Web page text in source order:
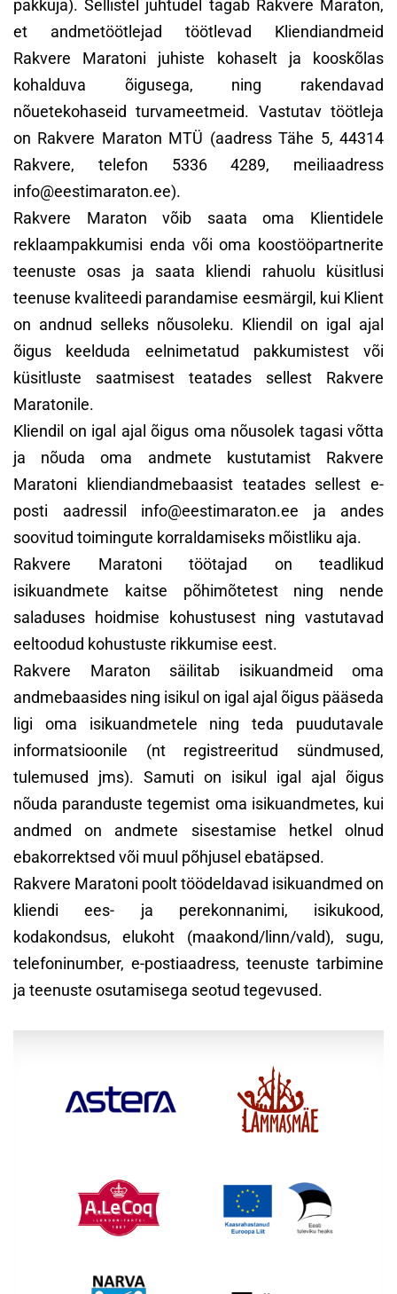
pakkuja). Sellistel juhtudel tagab Rakvere Maraton,
et andmetöötlejad töötlevad Kliendiandmeid
Rakvere Maratoni juhiste kohaselt ja kooskõlas
kohalduva õigusega, ning rakendavad
nõuetekohaseid turvameetmeid. Vastutav töötleja
on Rakvere Maraton MTÜ (aadress Tähe 5, 44314
Rakvere, telefon 5336 4289, meiliaadress
info@eestimaraton.ee).
Rakvere Maraton võib saata oma Klientidele
reklaampakkumisi enda või oma koostööpartnerite
teenuste osas ja saata kliendi rahuolu küsitlusi
teenuse kvaliteedi parandamise eesmärgil, kui Klient
on andnud selleks nõusoleku. Kliendil on igal ajal
õigus keelduda eelnimetatud pakkumistest või
küsitluste saatmisest teatades sellest Rakvere
Maratonile.
Kliendil on igal ajal õigus oma nõusolek tagasi võtta
ja nõuda oma andmete kustutamist Rakvere
Maratoni kliendiandmebaasist teatades sellest e-
posti aadressil info@eestimaraton.ee ja andes
soovitud toimingute korraldamiseks mõistliku aja.
Rakvere Maratoni töötajad on teadlikud
isikuandmete kaitse põhimõtetest ning nende
saladuses hoidmise kohustusest ning vastutavad
eeltoodud kohustuste rikkumise eest.
Rakvere Maraton säilitab isikuandmeid oma
andmebaasides ning isikul on igal ajal õigus pääseda
ligi oma isikuandmetele ning teda puudutavale
informatsioonile (nt registreeritud sündmused,
tulemused jms). Samuti on isikul igal ajal õigus
nõuda paranduste tegemist oma isikuandmetes, kui
andmed on andmete sisestamise hetkel olnud
ebakorrektsed või muul põhjusel ebatäpsed.
Rakvere Maratoni poolt töödeldavad isikuandmed on
kliendi ees- ja perekonnanimi, isikukood,
kodakondsus, elukoht (maakond/linn/vald), sugu,
telefoninumber, e-postiaadress, teenuste tarbimine
ja teenuste osutamisega seotud tegevused.